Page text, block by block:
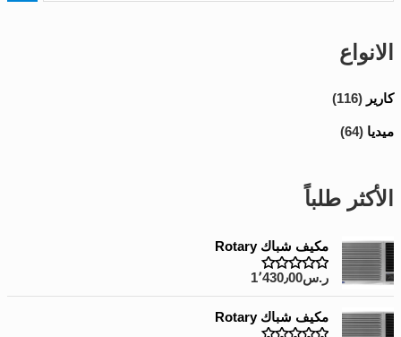
الانواع
كارير (116)
ميديا (64)
الأكثر طلباً
مكيف شباك Rotary
R
a
e
d
ر.س1٬430٫00
مكيف شباك Rotary